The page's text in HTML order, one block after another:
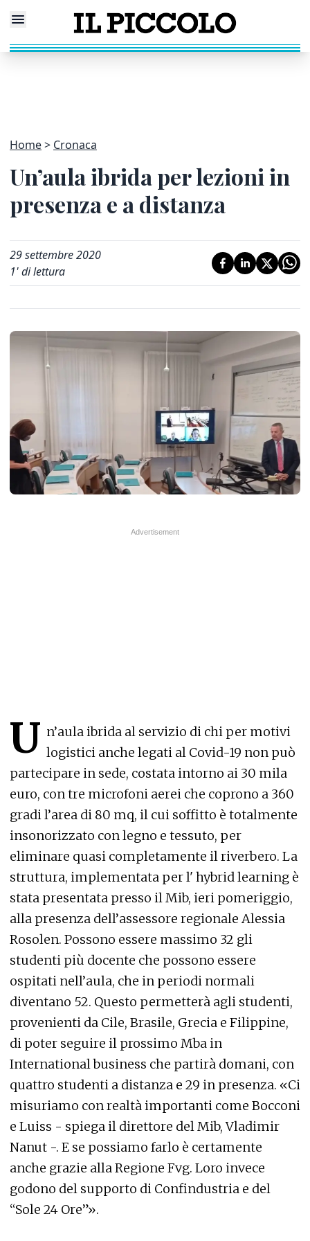
Home Cronaca
Un’aula ibrida per lezioni in
presenza e a distanza
29 settembre 2020
1' di lettura
U n’aula ibrida al servizio di chi per motivi
logistici anche legati al Covid-19 non può
partecipare in sede, costata intorno ai 30 mila
euro, con tre microfoni aerei che coprono a 360
gradi l’area di 80 mq, il cui soffitto è totalmente
insonorizzato con legno e tessuto, per
eliminare quasi completamente il riverbero. La
struttura, implementata per l' hybrid learning è
stata presentata presso il Mib, ieri pomeriggio,
alla presenza dell’assessore regionale Alessia
Rosolen. Possono essere massimo 32 gli
studenti più docente che possono essere
ospitati nell’aula, che in periodi normali
diventano 52. Questo permetterà agli studenti,
provenienti da Cile, Brasile, Grecia e Filippine,
di poter seguire il prossimo Mba in
International business che partirà domani, con
quattro studenti a distanza e 29 in presenza. «Ci
misuriamo con realtà importanti come Bocconi
e Luiss - spiega il direttore del Mib, Vladimir
Nanut -. E se possiamo farlo è certamente
anche grazie alla Regione Fvg. Loro invece
godono del supporto di Confindustria e del
“Sole 24 Ore”».